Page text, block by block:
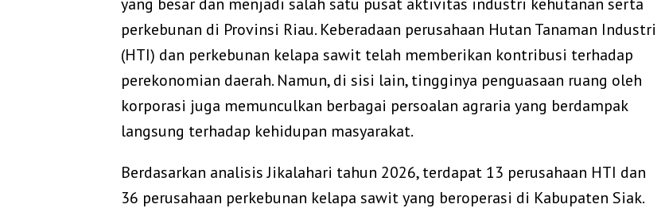
yang besar dan menjadi salah satu pusat aktivitas industri kehutanan serta
perkebunan di Provinsi Riau. Keberadaan perusahaan Hutan Tanaman Industri
(HTI) dan perkebunan kelapa sawit telah memberikan kontribusi terhadap
perekonomian daerah. Namun, di sisi lain, tingginya penguasaan ruang oleh
korporasi juga memunculkan berbagai persoalan agraria yang berdampak
langsung terhadap kehidupan masyarakat.
Berdasarkan analisis Jikalahari tahun 2026, terdapat 13 perusahaan HTI dan
36 perusahaan perkebunan kelapa sawit yang beroperasi di Kabupaten Siak.